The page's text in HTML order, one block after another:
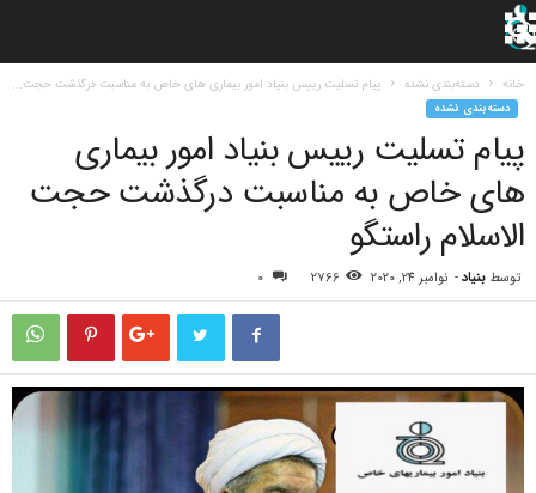
خانه دسته‌بندی نشده پیام تسلیت رییس بنیاد امور بیماری های خاص به مناسبت درگذشت حجت...
دسته‌بندی نشده
پیام تسلیت رییس بنیاد امور بیماری
های خاص به مناسبت درگذشت حجت
الاسلام راستگو
توسط بنیاد- نوامبر 24, 2020 2766
0